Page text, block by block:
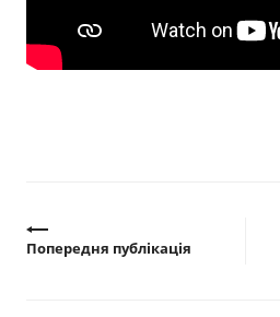
Попередня публікація